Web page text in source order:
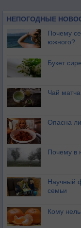
НЕПОГОДНЫЕ
Почему
южного?
Букет
Чай
Опасна
Почему в
Научный
семьи
Кому